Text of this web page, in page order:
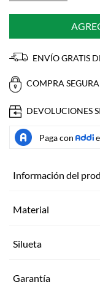
ENVÍO GRATIS
COMPRA SEGURA
DEVOLUCIONES
Información del
Material
Silueta
Garantía